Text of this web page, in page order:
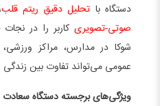
دستگاه با تحلیل دقیق ریتم قلب
صوتی-تصویری کاربر را در
شوکا در مدارس، مراکز ورزشی،
عمومی می‌تواند تفاوت بین
ویژگی‌های برجسته دستگاه